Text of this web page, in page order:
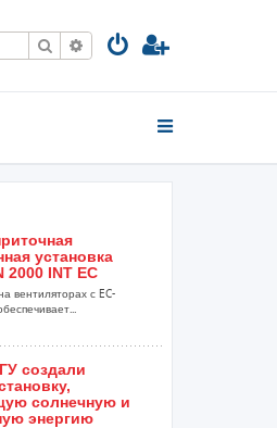
Поиск Расширенный поиск
установка
2000 INT EC
вентиляторах с EC-
создали
солнечную и
энергию